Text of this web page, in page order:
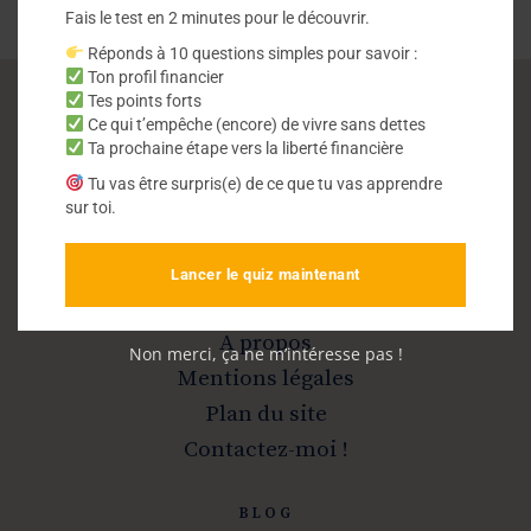
Vivre sans dettes
Sortir de la dette et devenir libre
INFOS
A propos
Mentions légales
Plan du site
Contactez-moi !
BLOG
Fais le test en 2 minutes pour le découvrir.
Réponds à 10 questions simples pour savoir :
Ton profil financier
Tes points forts
Ce qui t’empêche (encore) de vivre sans dettes
Ta prochaine étape vers la liberté financière
Tu vas être surpris(e) de ce que tu vas apprendre
sur toi.
Lancer le quiz maintenant
Non merci, ça ne m’intéresse pas !